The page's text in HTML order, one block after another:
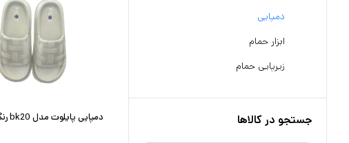
دمپایی
ابزار حمام
زیرپایی حمام
جستجو در کالاها دمپایی پایلوت مدل bk20 رنگ طوسی